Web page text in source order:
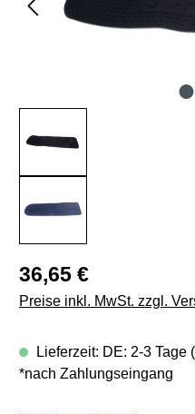
Regulärer Preis:
36,65 €
Preise inkl. MwSt. zzgl.
Lieferzeit: DE: 2-3 Tage
*nach Zahlungseingang